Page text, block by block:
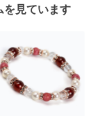
を見ています